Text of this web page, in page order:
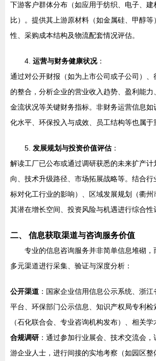
下游客户群体分布（如应用于纺织、电子、建
比）。提供其上游原材料（如金属硅、甲醇等
性、采购成本结构及物流配套情况评估。
4. 运营与财务健康状况：
通过对公开财报（如为上市公司或子公司）
的整合，分析企业的营业收入趋势、盈利能
金流状况等关键财务指标。非财务运营信息如
化水平、环保投入与成效、员工结构等也属于
5. 发展规划与投资价值评估：
解读工厂已公布或通过调研获悉的未来扩产计
向、技术升级路径、市场拓展战略等。结合行
标对化工行业的影响）、区域发展规划（衢
其潜在增长空间、投资风险与机遇进行综合性
二、 信息获取渠道与咨询服务价值
专业的信息咨询服务并非简单信息堆砌，
多元渠道进行采集、验证与深度分析：
公开渠道 ：国家企业信用信息公示系统、浙
平台、环保部门公示信息、知识产权局专利检
（石化联合会、专业咨询机构发布）、相关学
合规调研 ：通过参加行业展会、技术交流会
游企业人士，进行间接的实地考察（如园区